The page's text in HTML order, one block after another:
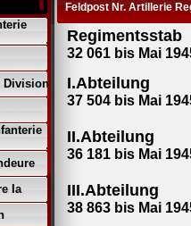
Division
Ia
Feldpost Nr. Artillerie
Regimentsstab
32 061 bis Mai
I.Abteilung
37 504 bis Mai
II.Abteilung
36 181 bis Mai
III.Abteilung
38 863 bis Mai